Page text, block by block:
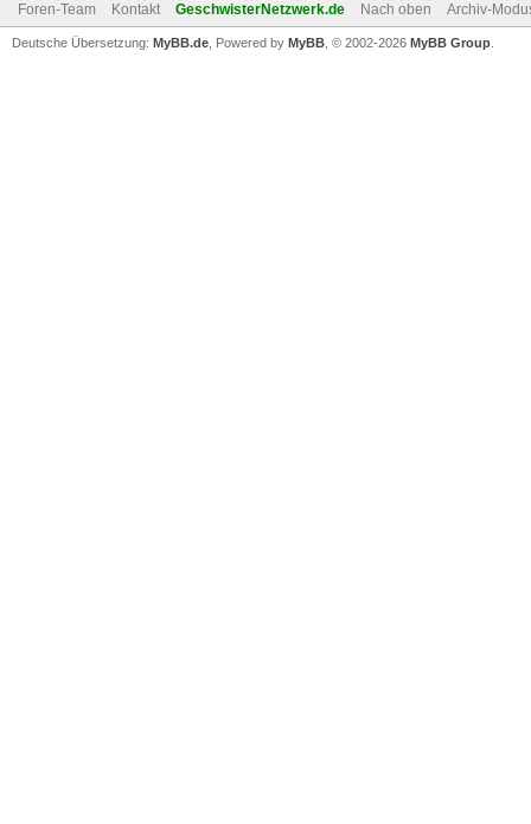
Foren-Team Kontakt GeschwisterNetzwerk.de Nach oben Archiv-
Deutsche Übersetzung: MyBB.de , Powered by MyBB , © 2002-2026 MyBB Group